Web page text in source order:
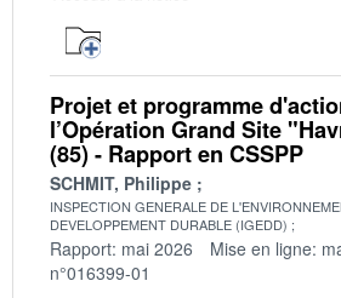
Projet et programme
l’Opération Grand Site
(85) - Rapport en CSSPP
SCHMIT, Philippe
INSPECTION GENERALE DE
DEVELOPPEMENT DURABLE (IGEDD)
Rapport: mai 2026 Mise en ligne:
n°016399-01